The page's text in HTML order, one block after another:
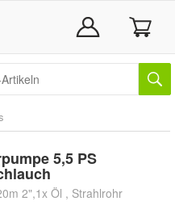
5,5 PS
2",1x Öl , Strahlrohr